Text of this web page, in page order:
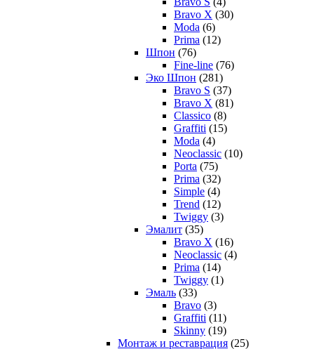
Bravo X (30)
Moda (6)
Prima (12)
Шпон (76)
Fine-line (76)
Эко Шпон (281)
Bravo S (37)
Bravo X (81)
Classico (8)
Graffiti (15)
Moda (4)
Neoclassic (10)
Porta (75)
Prima (32)
Simple (4)
Trend (12)
Twiggy (3)
Эмалит (35)
Bravo X (16)
Neoclassic (4)
Prima (14)
Twiggy (1)
Эмаль (33)
Bravo (3)
Graffiti (11)
Skinny (19)
Монтаж и реставрация (25)